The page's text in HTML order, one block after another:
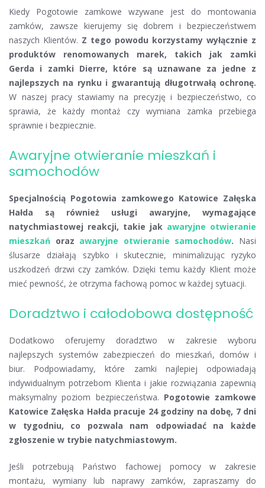
Kiedy Pogotowie zamkowe wzywane jest do montowania
zamków, zawsze kierujemy się dobrem i bezpieczeństwem
naszych Klientów. Z tego powodu korzystamy wyłącznie z
produktów renomowanych marek, takich jak zamki
Gerda i zamki Dierre, które są uznawane za jedne z
najlepszych na rynku i gwarantują długotrwałą ochronę.
W naszej pracy stawiamy na precyzję i bezpieczeństwo, co
sprawia, że każdy montaż czy wymiana zamka przebiega
sprawnie i bezpiecznie.
Awaryjne otwieranie mieszkań i
samochodów
Specjalnością Pogotowia zamkowego Katowice Załęska
Hałda są również usługi awaryjne, wymagające
natychmiastowej reakcji, takie jak awaryjne otwieranie
mieszkań oraz awaryjne otwieranie samochodów. Nasi
ślusarze działają szybko i skutecznie, minimalizując ryzyko
uszkodzeń drzwi czy zamków. Dzięki temu każdy Klient może
mieć pewność, że otrzyma fachową pomoc w każdej sytuacji.
Doradztwo i całodobowa dostępność
Dodatkowo oferujemy doradztwo w zakresie wyboru
najlepszych systemów zabezpieczeń do mieszkań, domów i
biur. Podpowiadamy, które zamki najlepiej odpowiadają
indywidualnym potrzebom Klienta i jakie rozwiązania zapewnią
maksymalny poziom bezpieczeństwa. Pogotowie zamkowe
Katowice Załęska Hałda pracuje 24 godziny na dobę, 7 dni
w tygodniu, co pozwala nam odpowiadać na każde
zgłoszenie w trybie natychmiastowym.
Jeśli potrzebują Państwo fachowej pomocy w zakresie
montażu, wymiany lub naprawy zamków, zapraszamy do